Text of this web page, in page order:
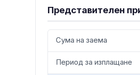
Представителен
Сума на заема
Период за изплащане